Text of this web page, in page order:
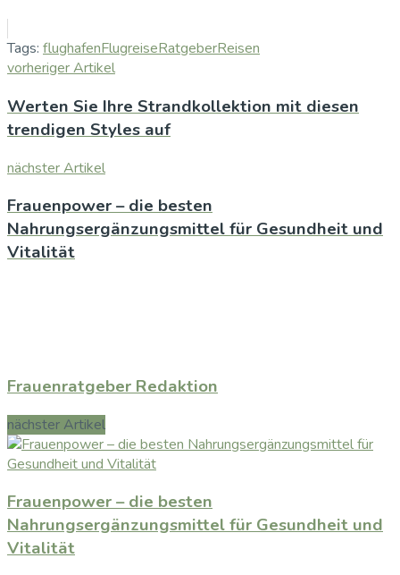
Tags: flughafenFlugreiseRatgeberReisen
vorheriger Artikel
Werten Sie Ihre Strandkollektion mit diesen
trendigen Styles auf
nächster Artikel
Frauenpower – die besten
Nahrungsergänzungsmittel für Gesundheit und
Vitalität
Frauenratgeber Redaktion
nächster Artikel
Frauenpower – die besten
Nahrungsergänzungsmittel für Gesundheit und
Vitalität